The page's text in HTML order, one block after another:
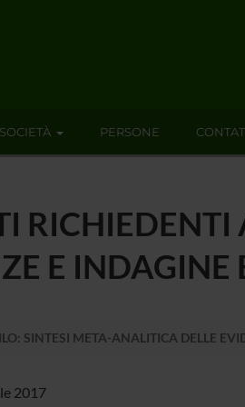
PERSONE
RICHIEDENTI
E
SINTESI META-ANALITICA DELLE
2017